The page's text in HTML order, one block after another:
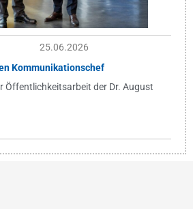
25.06.2026
Kommunikationschef
Öffentlichkeitsarbeit der Dr. August